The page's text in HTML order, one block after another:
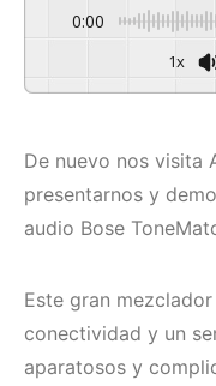
0:00
1x
De nuevo nos visita
presentarnos y
audio Bose
Este gran
conectividad y un
aparatosos y